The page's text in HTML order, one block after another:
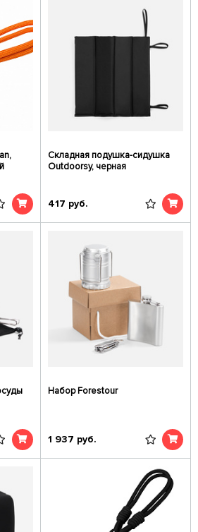
Складная подушка-сидушка
Outdoorsy, черная
417 руб.
Набор Forestour
1 937 руб.